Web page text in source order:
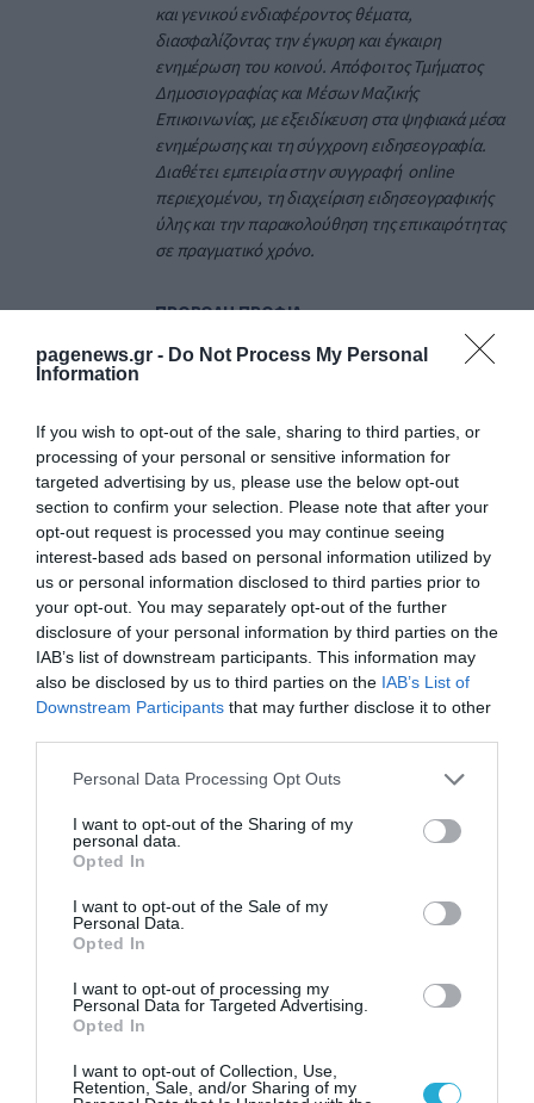
pagenews.gr - Do Not Process My Personal
Information
If you wish to opt-out of the sale, sharing to third parties, or
processing of your personal or sensitive information for
targeted advertising by us, please use the below opt-out
section to confirm your selection. Please note that after your
opt-out request is processed you may continue seeing
interest-based ads based on personal information utilized by
us or personal information disclosed to third parties prior to
your opt-out. You may separately opt-out of the further
disclosure of your personal information by third parties on the
IAB’s list of downstream participants. This information may
also be disclosed by us to third parties on the IAB’s List of
Downstream Participants that may further disclose it to other
Please note that this website/app uses one or more Google
not limited to your visit or usage behaviour. You may click to
grant or deny consent to Google and its third-party tags to
use your data for below specified purposes in below Google
consent section.
Personal Data Processing Opt Outs
I want to opt-out of the Sharing of my
personal data.
Opted In
I want to opt-out of the Sale of my
Personal Data.
Opted In
I want to opt-out of processing my
Personal Data for Targeted Advertising.
Opted In
I want to opt-out of Collection, Use,
Retention, Sale, and/or Sharing of my
και γενικού ενδιαφέροντος θέματα,
διασφαλίζοντας την έγκυρη και έγκαιρη
ενημέρωση του κοινού. Απόφοιτος Τμήματος
Δημοσιογραφίας και Μέσων Μαζικής
Επικοινωνίας, με εξειδίκευση στα ψηφιακά μέσα
ενημέρωσης και τη σύγχρονη ειδησεογραφία.
Διαθέτει εμπειρία στην συγγραφή online
περιεχομένου, τη διαχείριση ειδησεογραφικής
ύλης και την παρακολούθηση της επικαιρότητας
σε πραγματικό χρόνο.
ΠΡΟΒΟΛΗ ΠΡΟΦΙΛ →
Διαβάστε όλες τις τελευταίεςΕιδήσειςαπό την
Ελλάδα και τον Κόσμο
BANGARANGA DARA EUROVISION
EUROVISION 2026 ΒΟΥΛΓΑΡΙΑ
ΔΕΙΤΕ ΠΡΩΤΟΙΟΛΑ ΤΑ ΝΕΑ ΤΟΥ PAGENEWS ΣΤΟ
GOOGLE NEWS
Σχετικά άρθρα:
➤ Eurovision 2026: Θρίαμβος για τη Βουλγαρία – Στη
10η θέση η Ελλάδα με τον Ακύλα, 18η η Κύπρος
➤ Eurovision 2026: Οι δύο Έλληνες πίσω από το
«Bangaranga» της Βουλγαρίας